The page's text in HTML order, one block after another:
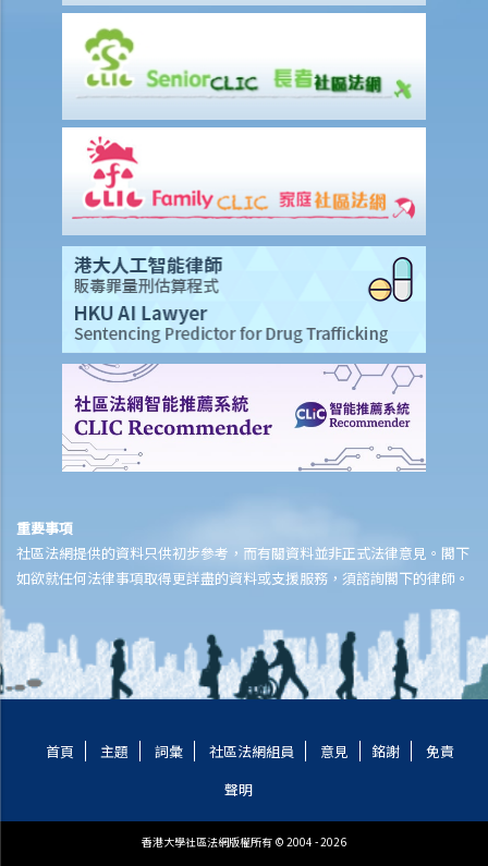
4. 我懷疑妻子紅杏出牆，我可否藉此理由離婚？
5. 我是一名女性，與男朋友同居，並不打算結婚。我們在法律上的保障
會較少嗎？
6. 我快將要結婚了。我的父親很富有，他不大相信我的未婚夫，建議我
與未婚夫訂立婚姻協議書。甚麼是婚姻協議書？
7. 婚姻協議具法律效力嗎？
父母權利和義務
1. 父親對非婚生子女有父母權利嗎？如果非婚生子女在出生登記時未有
註冊父親名字，該名父親其後是否可以行使父母權利？需要子女的母親
同意嗎？是否需要任何證據（例如脱氧核醣核酸測試報告）？
2. 在香港，同性伴侶是否享有與異性伴侶相同的育兒權？
3. 未滿18歲的青少年能不顧父母反對整容嗎？
4. 與父母職責有關的罪行
5. 體罰與暴力：界限是甚麼？
管養和監護兒童
A. 由健在的父母委任臨時監護人
C. 《未成年人監護條例》
D. 兒童的管養權
A. 概述離婚帶來的影響
B. 其他解決婚姻問題之方法
1. 除了向法庭申請離婚之外，還有什麼其他渠道解決雙方之分歧？有關
2. 家事調解有什麼優點？
3. 那些官方或義務性質的機構可為夫婦在離婚前後提供家事調解服務？
C. 離婚（先決條件）
重要事項
社區法網提供的資料只供初步參考，而有關資料並非正式法律意見。閣下
如欲就任何法律事項取得更詳盡的資料或支援服務，須諮詢閣下的律師。
首頁 主題 詞彙 社區法網組員 意見 銘謝
免責
聲明
香港大學社區法網版權所有 © 2004 - 2026